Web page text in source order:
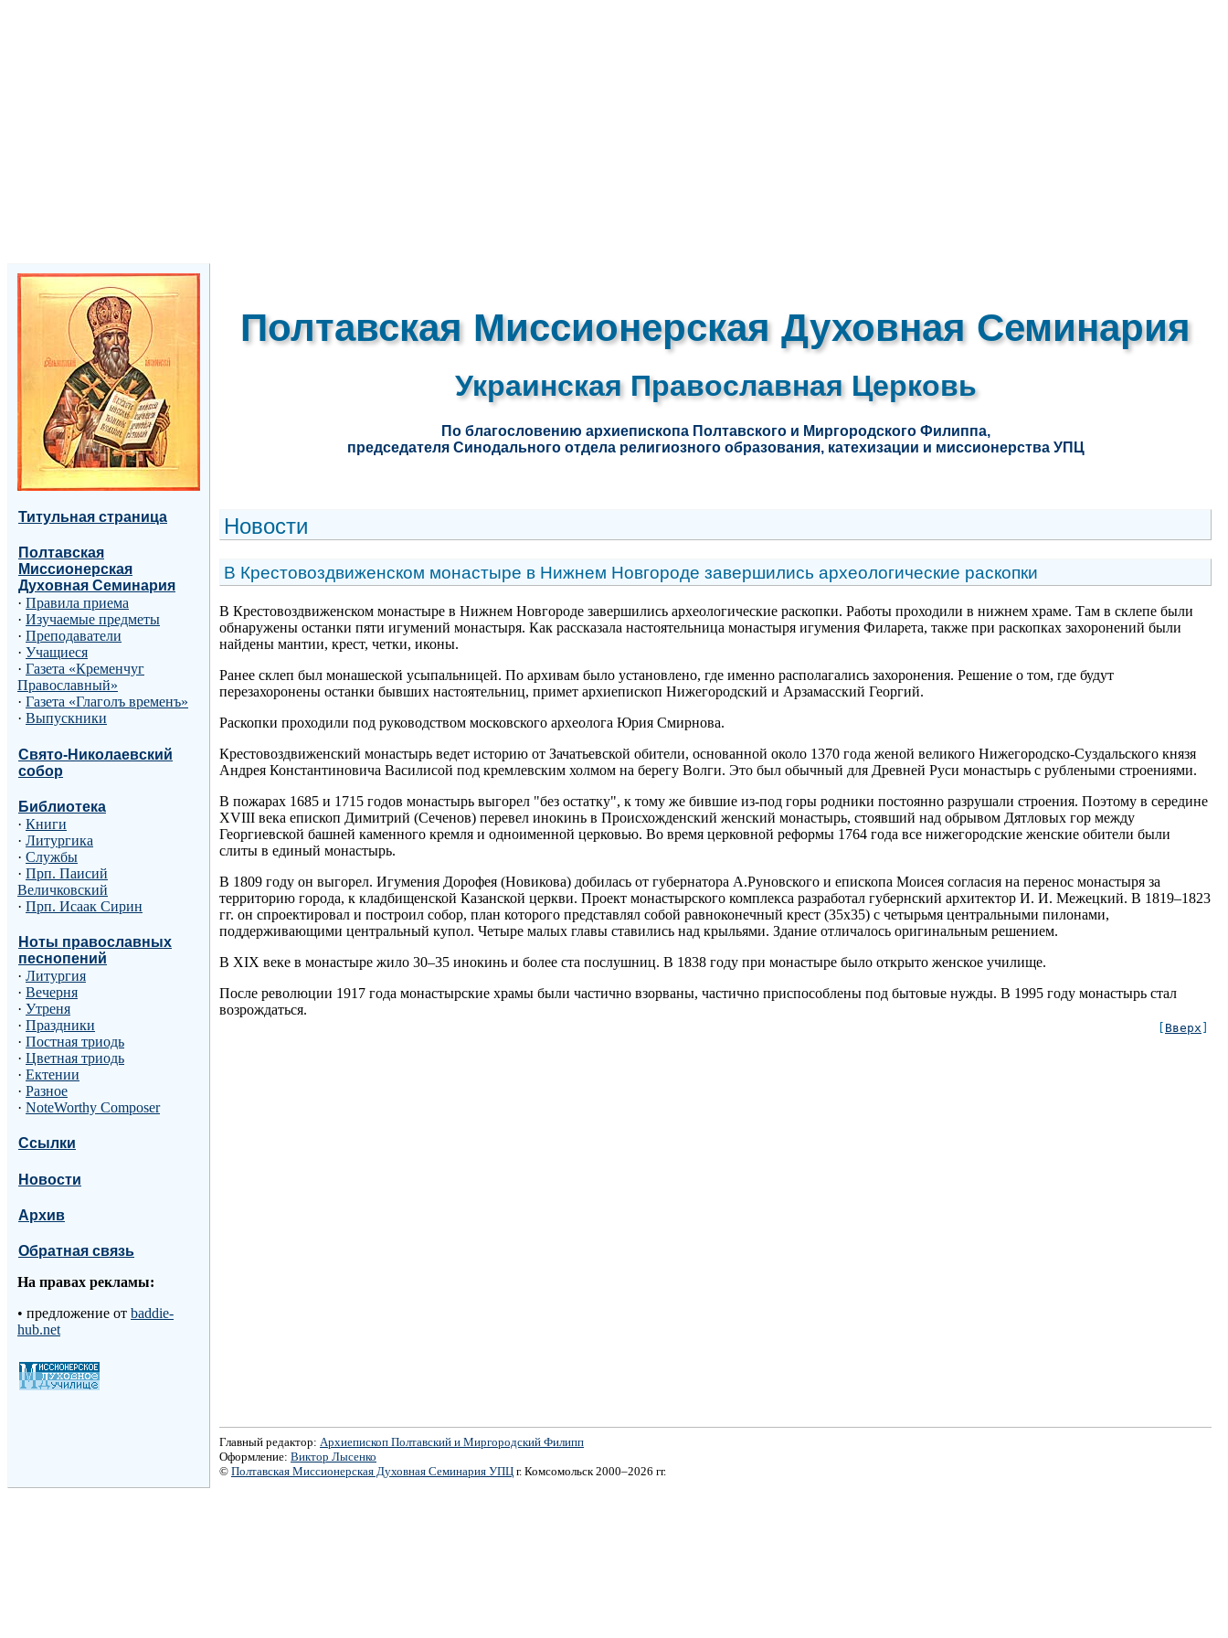
Полтавская Миссионерская Духовная Семинария
Украинская Православная Церковь
По благословению архиепископа Полтавского и Миргородского Филиппа,
председателя Синодального отдела религиозного образования, катехизации и миссионерства УПЦ
Титульная страница
Полтавская
Миссионерская
Духовная Семинария
· Правила приема
· Изучаемые предметы
· Преподаватели
· Учащиеся
· Газета «Кременчуг
Православный»
· Газета «Глаголъ временъ»
· Выпускники
Свято-Николаевский
собор
Библиотека
· Книги
· Литургика
· Службы
· Прп. Паисий
Величковский
· Прп. Исаак Сирин
Ноты православных
песнопений
· Литургия
· Вечерня
· Утреня
· Праздники
· Постная триодь
· Цветная триодь
· Ектении
· Разное
· NoteWorthy Composer
Ссылки
Новости
Архив
Обратная связь
На правах рекламы:
• предложение от baddie-
hub.net
Новости
В Крестовоздвиженском монастыре в Нижнем Новгороде завершились археологические раскопки
В Крестовоздвиженском монастыре в Нижнем Новгороде завершились археологические раскопки. Работы проходили в нижнем храме. Там в склепе были
обнаружены останки пяти игумений монастыря. Как рассказала настоятельница монастыря игумения Филарета, также при раскопках захоронений были
найдены мантии, крест, четки, иконы.
Ранее склеп был монашеской усыпальницей. По архивам было установлено, где именно располагались захоронения. Решение о том, где будут
перезахоронены останки бывших настоятельниц, примет архиепископ Нижегородский и Арзамасский Георгий.
Раскопки проходили под руководством московского археолога Юрия Смирнова.
Крестовоздвиженский монастырь ведет историю от Зачатьевской обители, основанной около 1370 года женой великого Нижегородско-Суздальского князя
Андрея Константиновича Василисой под кремлевским холмом на берегу Волги. Это был обычный для Древней Руси монастырь с рублеными строениями.
В пожарах 1685 и 1715 годов монастырь выгорел "без остатку", к тому же бившие из-под горы родники постоянно разрушали строения. Поэтому в середине
XVIII века епископ Димитрий (Сеченов) перевел инокинь в Происхожденский женский монастырь, стоявший над обрывом Дятловых гор между
Георгиевской башней каменного кремля и одноименной церковью. Во время церковной реформы 1764 года все нижегородские женские обители были
слиты в единый монастырь.
В 1809 году он выгорел. Игумения Дорофея (Новикова) добилась от губернатора А.Руновского и епископа Моисея согласия на перенос монастыря за
территорию города, к кладбищенской Казанской церкви. Проект монастырского комплекса разработал губернский архитектор И. И. Межецкий. В 1819–1823
гг. он спроектировал и построил собор, план которого представлял собой равноконечный крест (35х35) с четырьмя центральными пилонами,
поддерживающими центральный купол. Четыре малых главы ставились над крыльями. Здание отличалось оригинальным решением.
В XIX веке в монастыре жило 30–35 инокинь и более ста послушниц. В 1838 году при монастыре было открыто женское училище.
После революции 1917 года монастырские храмы были частично взорваны, частично приспособлены под бытовые нужды. В 1995 году монастырь стал
возрождаться.
[ Вверх ]
Главный редактор: Архиепископ Полтавский и Миргородский Филипп
Оформление: Виктор Лысенко
© Полтавская Миссионерская Духовная Семинария УПЦ г. Комсомольск 2000–2026 гг.